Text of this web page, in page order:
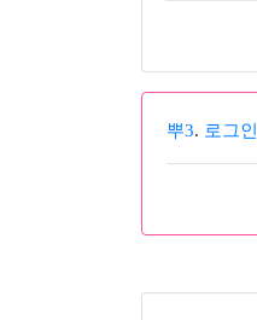
뿌3. 로그인